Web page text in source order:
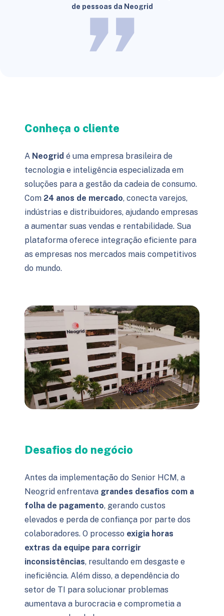
de pessoas da Neogrid
Conheça o cliente
A Neogrid é uma empresa brasileira de
tecnologia e inteligência especializada em
soluções para a gestão da cadeia de consumo.
Com 24 anos de mercado, conecta varejos,
indústrias e distribuidores, ajudando empresas
a aumentar suas vendas e rentabilidade. Sua
plataforma oferece integração eficiente para
as empresas nos mercados mais competitivos
do mundo.
Desafios do negócio
Antes da implementação do Senior HCM, a
Neogrid enfrentava grandes desafios com a
folha de pagamento, gerando custos
elevados e perda de confiança por parte dos
colaboradores. O processo exigia horas
extras da equipe para corrigir
inconsistências, resultando em desgaste e
ineficiência. Além disso, a dependência do
setor de TI para solucionar problemas
aumentava a burocracia e comprometia a